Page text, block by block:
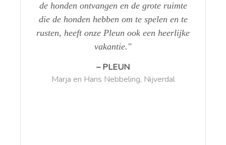
de honden ontvangen en de grote ruimte
die de honden hebben om te spelen en te
rusten, heeft onze Pleun ook een heerlijke
vakantie.
PLEUN
Marja en Hans Nebbeling, Nijverdal
Minie Drost, Krommenie
Puck van Meeuwen - Soetens, Den Haag
Carla de Groot, Amsterdam
Annelies van B, Gelderland